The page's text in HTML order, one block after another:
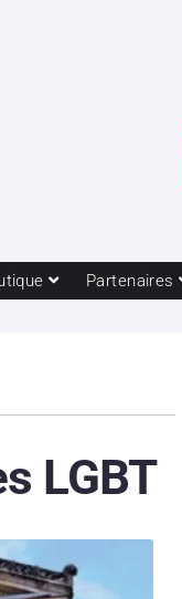
Partenaires
LGBT